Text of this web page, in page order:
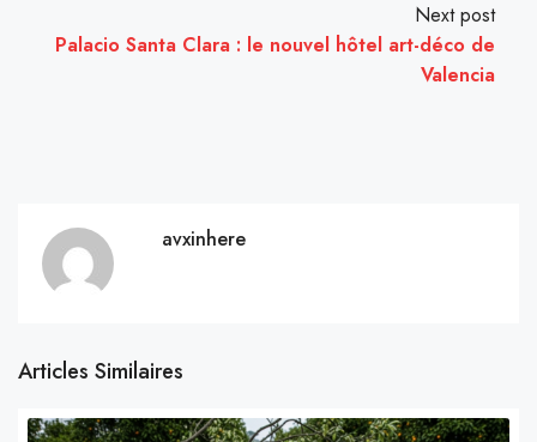
Next post
Palacio Santa Clara : le nouvel hôtel art-déco de
Valencia
avxinhere
Articles Similaires